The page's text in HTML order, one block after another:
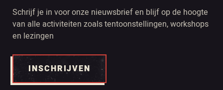
Schrijf je in voor onze nieuwsbrief en blijf op de hoogte
van alle activiteiten zoals tentoonstellingen, workshops
en lezingen
INSCHRIJVEN